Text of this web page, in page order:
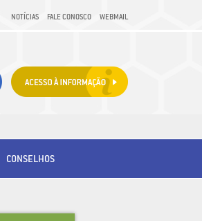
NOTÍCIAS FALE CONOSCO WEBMAIL
CONSELHOS